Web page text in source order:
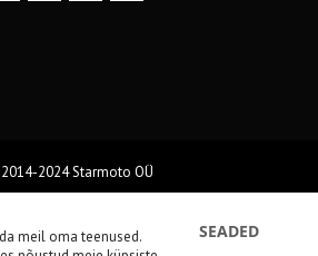
2024 Starmoto OÜ
meil oma teenused.
SEADED